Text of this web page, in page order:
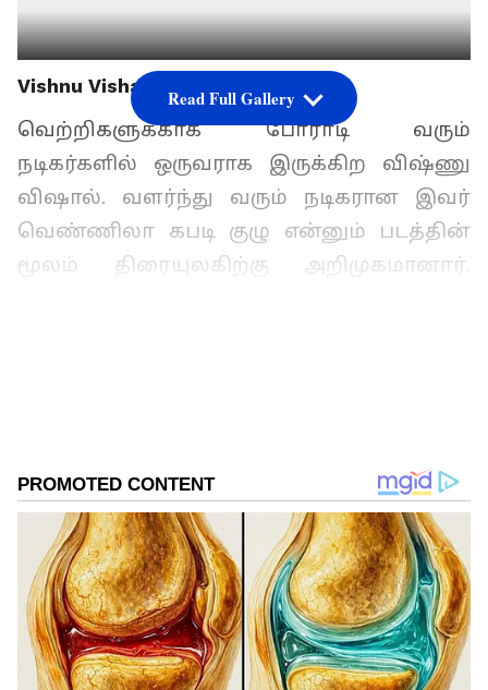
Vishnu Vishal
வெற்றிகளுக்காக போராடி வரும்
நடிகர்களில் ஒருவராக இருக்கிற விஷ்ணு
விஷால். வளர்ந்து வரும் நடிகரான இவர்
வெண்ணிலா கபடி குழு என்னும் படத்தின்
மூலம் திரையுலகிற்கு அறிமுகமானார்.
விலைமதிப்பற்றவை " சூர்யாவிற்கு
பிறந்த நாள் வாழ்த்து சொன்ன
மோகன்லால்
Add Asianetnews Tamil as a Preferred
Source
Read Full Gallery